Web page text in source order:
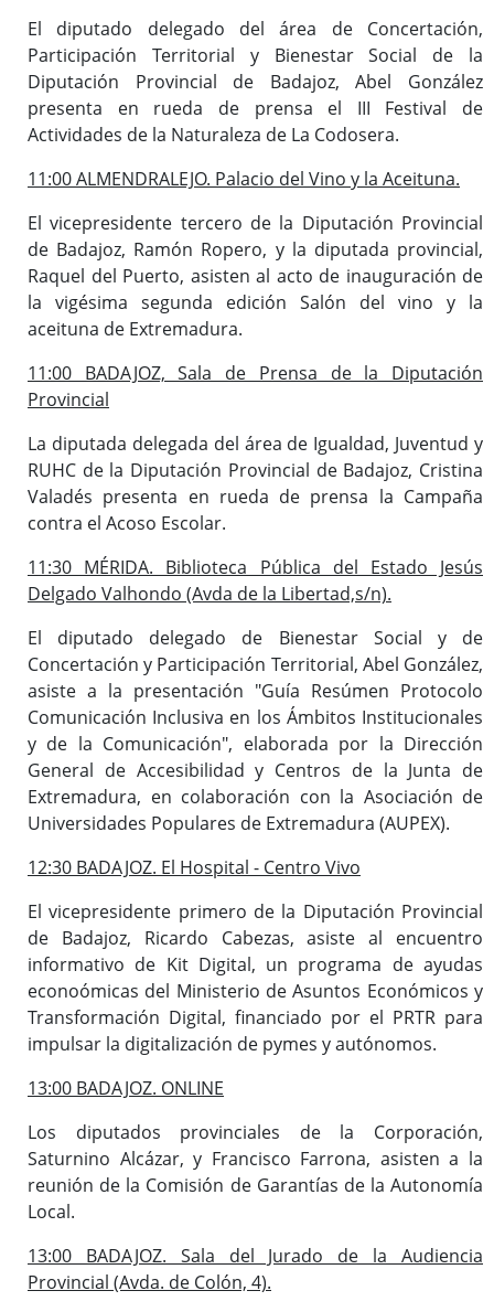
El diputado delegado del área de Concertación,
Participación Territorial y Bienestar Social de la
Diputación Provincial de Badajoz, Abel González
presenta en rueda de prensa el III Festival de
Actividades de la Naturaleza de La Codosera.
11:00 ALMENDRALEJO. Palacio del Vino y la Aceituna.
El vicepresidente tercero de la Diputación Provincial
de Badajoz, Ramón Ropero, y la diputada provincial,
Raquel del Puerto, asisten al acto de inauguración de
la vigésima segunda edición Salón del vino y la
aceituna de Extremadura.
11:00 BADAJOZ, Sala de Prensa de la Diputación
Provincial
La diputada delegada del área de Igualdad, Juventud y
RUHC de la Diputación Provincial de Badajoz, Cristina
Valadés presenta en rueda de prensa la Campaña
contra el Acoso Escolar.
11:30 MÉRIDA. Biblioteca Pública del Estado Jesús
Delgado Valhondo (Avda de la Libertad,s/n).
El diputado delegado de Bienestar Social y de
Concertación y Participación Territorial, Abel González,
asiste a la presentación "Guía Resúmen Protocolo
Comunicación Inclusiva en los Ámbitos Institucionales
y de la Comunicación", elaborada por la Dirección
General de Accesibilidad y Centros de la Junta de
Extremadura, en colaboración con la Asociación de
Universidades Populares de Extremadura (AUPEX).
12:30 BADAJOZ. El Hospital - Centro Vivo
El vicepresidente primero de la Diputación Provincial
de Badajoz, Ricardo Cabezas, asiste al encuentro
informativo de Kit Digital, un programa de ayudas
econoómicas del Ministerio de Asuntos Económicos y
Transformación Digital, financiado por el PRTR para
impulsar la digitalización de pymes y autónomos.
13:00 BADAJOZ. ONLINE
Los diputados provinciales de la Corporación,
Saturnino Alcázar, y Francisco Farrona, asisten a la
reunión de la Comisión de Garantías de la Autonomía
Local.
13:00 BADAJOZ. Sala del Jurado de la Audiencia
Provincial (Avda. de Colón, 4).